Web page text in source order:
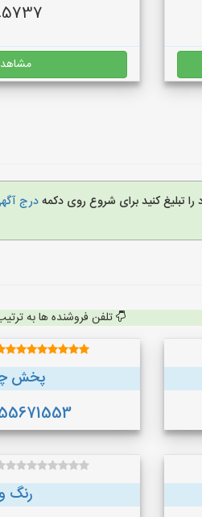
تبلیغ کنید برای شروع روی دکمهدرج
تلفن فروشنده ها به
پخش
رنگ